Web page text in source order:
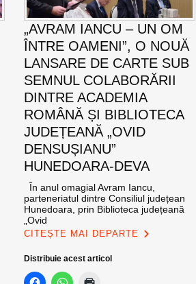
„AVRAM IANCU – UN OM
ÎNTRE OAMENI”, O NOUĂ
LANSARE DE CARTE SUB
SEMNUL COLABORĂRII
DINTRE ACADEMIA
ROMÂNĂ ȘI BIBLIOTECA
JUDEȚEANĂ „OVID
DENSUȘIANU”
HUNEDOARA-DEVA
În anul omagial Avram Iancu,
parteneriatul dintre Consiliul județean
Hunedoara, prin Biblioteca județeană
„Ovid
CITEȘTE MAI DEPARTE
Distribuie acest articol